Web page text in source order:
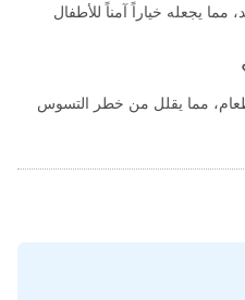
مما يجعله خياراً آمناً للأطفال
مما يقلل من خطر التسوس